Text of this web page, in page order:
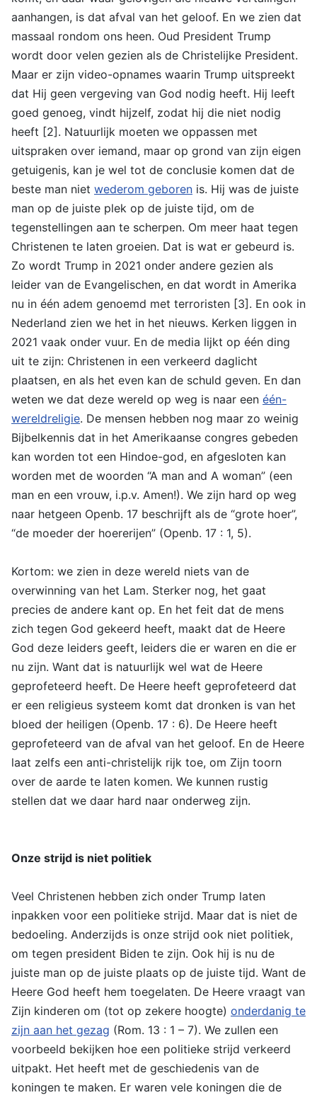
aanhangen, is dat afval van het geloof. En we zien dat
massaal rondom ons heen. Oud President Trump
wordt door velen gezien als de Christelijke President.
Maar er zijn video-opnames waarin Trump uitspreekt
dat Hij geen vergeving van God nodig heeft. Hij leeft
goed genoeg, vindt hijzelf, zodat hij die niet nodig
heeft [2]. Natuurlijk moeten we oppassen met
uitspraken over iemand, maar op grond van zijn eigen
getuigenis, kan je wel tot de conclusie komen dat de
beste man niet wederom geboren is. Hij was de juiste
man op de juiste plek op de juiste tijd, om de
tegenstellingen aan te scherpen. Om meer haat tegen
Christenen te laten groeien. Dat is wat er gebeurd is.
Zo wordt Trump in 2021 onder andere gezien als
leider van de Evangelischen, en dat wordt in Amerika
nu in één adem genoemd met terroristen [3]. En ook in
Nederland zien we het in het nieuws. Kerken liggen in
2021 vaak onder vuur. En de media lijkt op één ding
uit te zijn: Christenen in een verkeerd daglicht
plaatsen, en als het even kan de schuld geven. En dan
weten we dat deze wereld op weg is naar een één-
wereldreligie. De mensen hebben nog maar zo weinig
Bijbelkennis dat in het Amerikaanse congres gebeden
kan worden tot een Hindoe-god, en afgesloten kan
worden met de woorden “A man and A woman” (een
man en een vrouw, i.p.v. Amen!). We zijn hard op weg
naar hetgeen Openb. 17 beschrijft als de “grote hoer”,
“de moeder der hoererijen” (Openb. 17 : 1, 5).
Kortom: we zien in deze wereld niets van de
overwinning van het Lam. Sterker nog, het gaat
precies de andere kant op. En het feit dat de mens
zich tegen God gekeerd heeft, maakt dat de Heere
God deze leiders geeft, leiders die er waren en die er
nu zijn. Want dat is natuurlijk wel wat de Heere
geprofeteerd heeft. De Heere heeft geprofeteerd dat
er een religieus systeem komt dat dronken is van het
bloed der heiligen (Openb. 17 : 6). De Heere heeft
geprofeteerd van de afval van het geloof. En de Heere
laat zelfs een anti-christelijk rijk toe, om Zijn toorn
over de aarde te laten komen. We kunnen rustig
stellen dat we daar hard naar onderweg zijn.
Onze strijd is niet politiek
Veel Christenen hebben zich onder Trump laten
inpakken voor een politieke strijd. Maar dat is niet de
bedoeling. Anderzijds is onze strijd ook niet politiek,
om tegen president Biden te zijn. Ook hij is nu de
juiste man op de juiste plaats op de juiste tijd. Want de
Heere God heeft hem toegelaten. De Heere vraagt van
Zijn kinderen om (tot op zekere hoogte) onderdanig te
zijn aan het gezag (Rom. 13 : 1 – 7). We zullen een
voorbeeld bekijken hoe een politieke strijd verkeerd
uitpakt. Het heeft met de geschiedenis van de
koningen te maken. Er waren vele koningen die de